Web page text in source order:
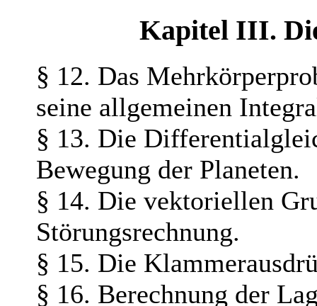
Kapitel III.
§ 12. Das
seine allgemeinen
§ 13. Die
Bewegung der Planeten.
§ 14. Die vektoriellen
Störungsrechnung.
§ 15. Die
§ 16. Berechnung der